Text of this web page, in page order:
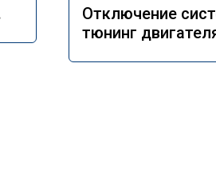
Отключение
тюнинг